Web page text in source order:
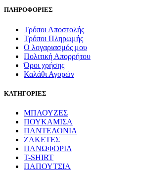
ΠΛΗΡΟΦΟΡΙΕΣ
Τρόποι Αποστολής
Τρόποι Πληρωμής
Ο λογαριασμός μου
Πολιτική Απορρήτου
Όροι χρήσης
Καλάθι Αγορών
ΚΑΤΗΓΟΡΙΕΣ
ΜΠΛΟΥΖΕΣ
ΠΟΥΚΑΜΙΣΑ
ΠΑΝΤΕΛΟΝΙΑ
ΖΑΚΕΤΕΣ
ΠΑΝΩΦΟΡΙΑ
T-SHIRT
ΠΑΠΟΥΤΣΙΑ